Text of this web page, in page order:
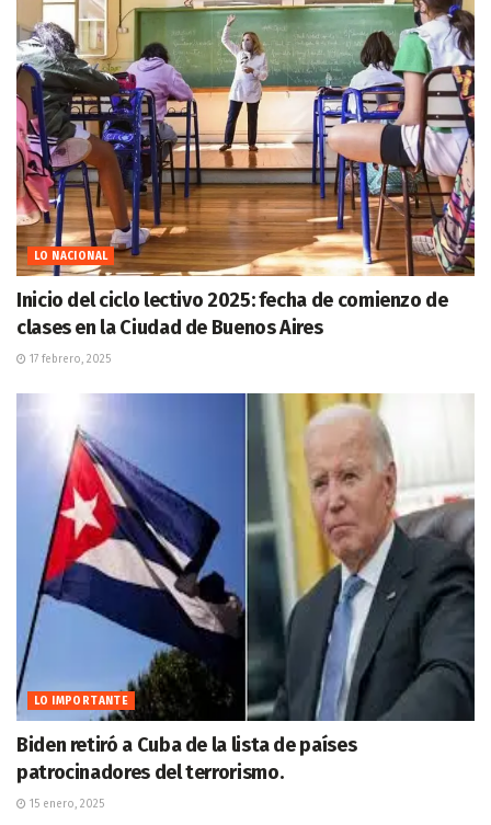
LO NACIONAL
Inicio del ciclo lectivo 2025: fecha de comienzo de
clases en la Ciudad de Buenos Aires
17 febrero, 2025
LO IMPORTANTE
Biden retiró a Cuba de la lista de países
patrocinadores del terrorismo.
15 enero, 2025